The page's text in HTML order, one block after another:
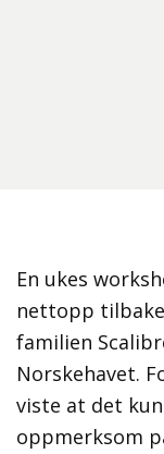
En ukes
nettopp
familien
Norskehavet.
viste at det
oppmerksom